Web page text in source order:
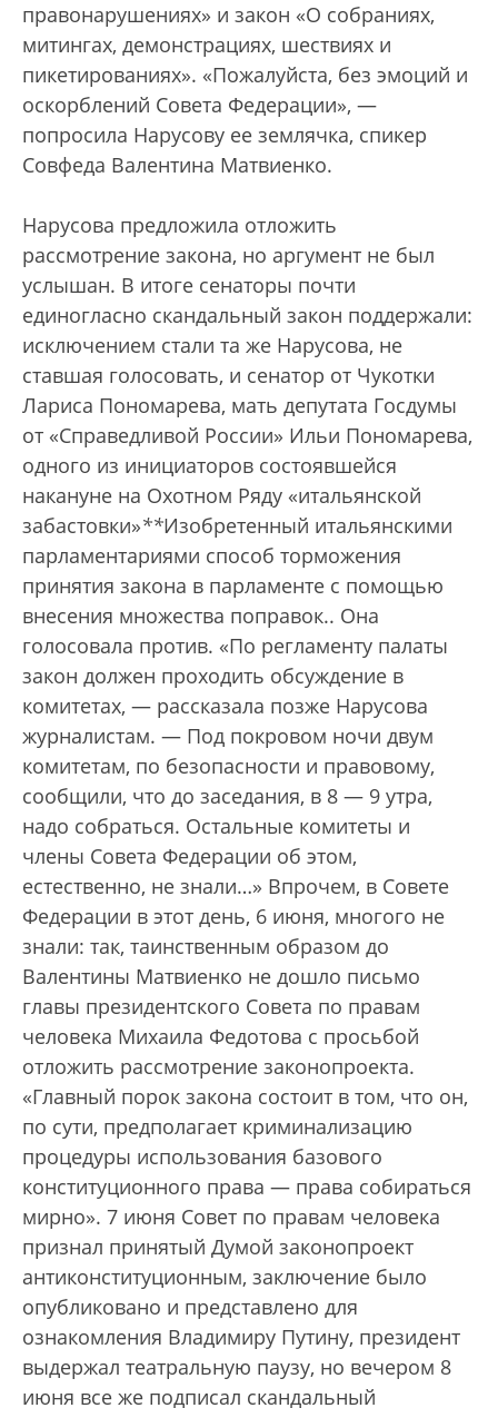
правонарушениях» и закон «О собраниях,
митингах, демонстрациях, шествиях и
пикетированиях». «Пожалуйста, без эмоций и
оскорблений Совета Федерации», —
попросила Нарусову ее землячка, спикер
Совфеда Валентина Матвиенко.
Нарусова предложила отложить
рассмотрение закона, но аргумент не был
услышан. В итоге сенаторы почти
единогласно скандальный закон поддержали:
исключением стали та же Нарусова, не
ставшая голосовать, и сенатор от Чукотки
Лариса Пономарева, мать депутата Госдумы
от «Справедливой России» Ильи Пономарева,
одного из инициаторов состоявшейся
накануне на Охотном Ряду «итальянской
забастовки»**Изобретенный итальянскими
парламентариями способ торможения
принятия закона в парламенте с помощью
внесения множества поправок.. Она
голосовала против. «По регламенту палаты
закон должен проходить обсуждение в
комитетах, — рассказала позже Нарусова
журналистам. — Под покровом ночи двум
комитетам, по безопасности и правовому,
сообщили, что до заседания, в 8 — 9 утра,
надо собраться. Остальные комитеты и
члены Совета Федерации об этом,
естественно, не знали…» Впрочем, в Совете
Федерации в этот день, 6 июня, многого не
знали: так, таинственным образом до
Валентины Матвиенко не дошло письмо
главы президентского Совета по правам
человека Михаила Федотова с просьбой
отложить рассмотрение законопроекта.
«Главный порок закона состоит в том, что он,
по сути, предполагает криминализацию
процедуры использования базового
конституционного права — права собираться
мирно». 7 июня Совет по правам человека
признал принятый Думой законопроект
антиконституционным, заключение было
опубликовано и представлено для
ознакомления Владимиру Путину, президент
выдержал театральную паузу, но вечером 8
июня все же подписал скандальный